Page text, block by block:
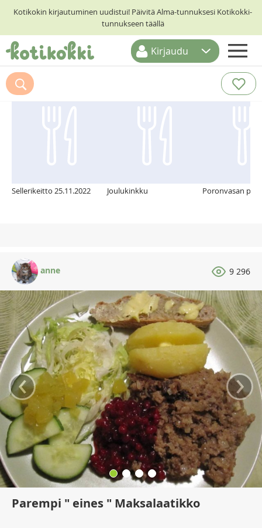
Kotikokin kirjautuminen uudistui! Päivitä Alma-tunnuksesi Kotikokki-
tunnukseen täällä
ETUSIVU
RESEPTIHAKU
Kirjaudu
Suosittelemme myös
Sellerikeitto 25.11.2022 Joulukinkku Poronvasan
anne 9 296
‹ ›
Parempi " eines " Maksalaatikko